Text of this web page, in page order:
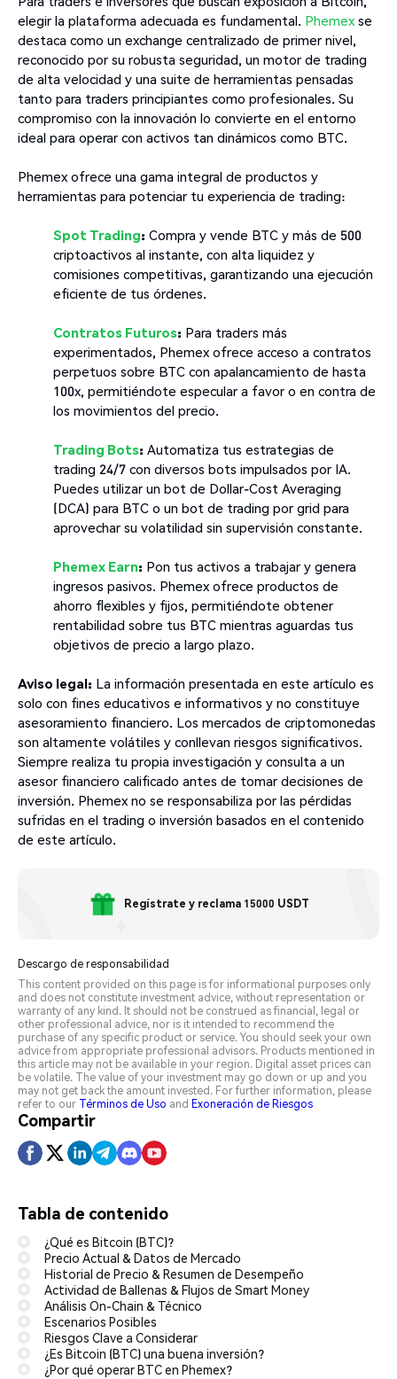
elegir la plataforma adecuada es fundamental. Phemex se
destaca como un exchange centralizado de primer nivel,
reconocido por su robusta seguridad, un motor de trading
de alta velocidad y una suite de herramientas pensadas
tanto para traders principiantes como profesionales. Su
compromiso con la innovación lo convierte en el entorno
ideal para operar con activos tan dinámicos como BTC.
Phemex ofrece una gama integral de productos y
herramientas para potenciar tu experiencia de trading:
Spot Trading: Compra y vende BTC y más de 500
criptoactivos al instante, con alta liquidez y
comisiones competitivas, garantizando una ejecución
eficiente de tus órdenes.
Contratos Futuros: Para traders más
experimentados, Phemex ofrece acceso a contratos
perpetuos sobre BTC con apalancamiento de hasta
100x, permitiéndote especular a favor o en contra de
los movimientos del precio.
Trading Bots: Automatiza tus estrategias de
trading 24/7 con diversos bots impulsados por IA.
Puedes utilizar un bot de Dollar-Cost Averaging
(DCA) para BTC o un bot de trading por grid para
aprovechar su volatilidad sin supervisión constante.
Phemex Earn: Pon tus activos a trabajar y genera
ingresos pasivos. Phemex ofrece productos de
ahorro flexibles y fijos, permitiéndote obtener
rentabilidad sobre tus BTC mientras aguardas tus
objetivos de precio a largo plazo.
Aviso legal: La información presentada en este artículo es
solo con fines educativos e informativos y no constituye
asesoramiento financiero. Los mercados de criptomonedas
son altamente volátiles y conllevan riesgos significativos.
Siempre realiza tu propia investigación y consulta a un
asesor financiero calificado antes de tomar decisiones de
inversión. Phemex no se responsabiliza por las pérdidas
sufridas en el trading o inversión basados en el contenido
de este artículo.
Regístrate y reclama 15000 USDT
Descargo de responsabilidad
This content provided on this page is for informational purposes only
and does not constitute investment advice, without representation or
warranty of any kind. It should not be construed as financial, legal or
other professional advice, nor is it intended to recommend the
purchase of any specific product or service. You should seek your own
advice from appropriate professional advisors. Products mentioned in
this article may not be available in your region. Digital asset prices can
be volatile. The value of your investment may go down or up and you
may not get back the amount invested. For further information, please
refer to our Términos de Uso and Exoneración de Riesgos
Compartir
Tabla de contenido
¿Qué es Bitcoin (BTC)?
Precio Actual & Datos de Mercado
Historial de Precio & Resumen de Desempeño
Actividad de Ballenas & Flujos de Smart Money
Análisis On-Chain & Técnico
Escenarios Posibles
Riesgos Clave a Considerar
¿Es Bitcoin (BTC) una buena inversión?
¿Por qué operar BTC en Phemex?